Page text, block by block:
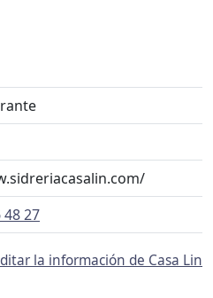
48 27
la información de Casa Lin